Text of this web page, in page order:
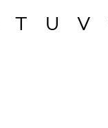
T U V